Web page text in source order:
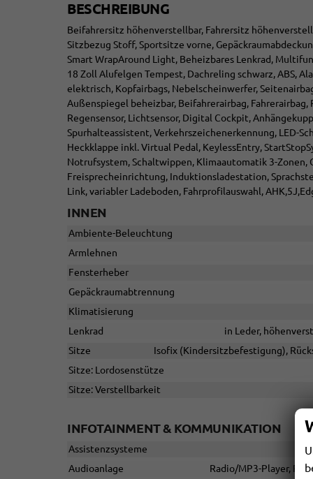
BESCHREIBUNG
Beifahrersitz höhenverstellbar, Fahrersitz
Sitzbezug Stoff, Sportsitze vorne,
Smart WrapAround Light, Beheizbares Lenkrad,
18 Zoll Alufelgen Tempest, Dachreling schwarz, ABS,
elektrisch, Kopfairbags, Nebelscheinwerfer,
Außenspiegel beheizbar, Beifahrerairbag,
Regensensor, Lichtsensor, Digital Cockpit,
Spurhalteassistent, Verkehrszeichenerkennung, LED-
Heckklappe inkl. Virtual Pedal, KeylessEntry,
Notrufsystem, Schaltwippen, Klimaautomatik 3-Zonen,
Freisprecheinrichtung, Induktionsladestation,
Link, variabler Ladeboden, Fahrprofilauswahl,
INNEN
Ambiente-Beleuchtung
Armlehnen
Fensterheber
Gepäckraumabtrennung
Klimatisierung
Lenkrad
in Leder,
Sitze
Isofix (Kindersitzbefestigung),
Sitze: Lordosenstütze
Sitze: Verstellbarkeit
INFOTAINMENT & KOMMUNIKATION
Assistenzsysteme
Audioanlage
Radio/MP3-Player,